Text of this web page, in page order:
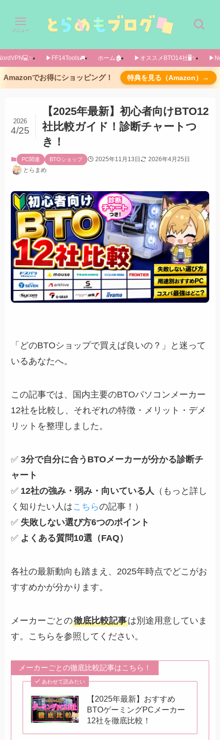
メニュー
▶FF14Tools🎮️ ホーム🏚️ ▶オススメBTO14社🖥️✨️
Amazonでお得にショッピング！ 特典を見る（Amazon）→
【2025年最新】初心者向けBTO12
社比較ガイド！診断チャートつ
き！
2026
4/25
PC関連 BTOショップ 2025年11月13日
2026年4月25日
とらまめ
「どのBTOショップで買えば良いの？」と迷って
いるあなたへ。
この記事では、国内主要のBTOパソコンメーカー
12社を比較し、それぞれの特徴・メリット・デメ
リットを整理しました。
✅3分で自分に合うBTOメーカーが分かる診断チ
ャート
✅ 12社の強み・弱み・向いている人
（もっと詳し
く知りたい人はこちらの記事！）
✅ 失敗しない選び方6つのポイント
✅ よくある質問10選（FAQ）
各社の最新動向も踏まえ、2025年時点でどこがお
すすめかが分かります。
メーカーごとの徹底比較記事は別途用意していま
す。こちらを参照してください。
メーカーごとの徹底比較記事はこちら！
あわせて読みたい
【2025年最新】おすすめ
BTOゲーミングPCメーカー
12社を徹底比較！
【結論】目的別おすすめBTOメーカー6選
優先順位別にメーカーを紹介した表はこちら！
【3分診断】あなたに合うBTOメーカーはどこ？
【基礎知識】BTOパソコンとは？メーカーPCと
の違い
BTOのメリット
BTOのデメリット
【予備知識】BTOメーカーの種類と特徴
BTOゲーミングPCメーカー12社比較一覧
【2025年最新】
失敗しないBTOメーカーの選び方｜6つのポイン
ト
ポイント1：やりたいゲームから逆算する
ポイント2：予算から「帯」を決める
ポイント3：サポート体制を確認する
ポイント4：納期を確認する
ポイント5：カスタマイズ性を確認する
目的別のおすすめメーカーまとめ！
メーカー別の詳しい解説が見たい方はこちらの